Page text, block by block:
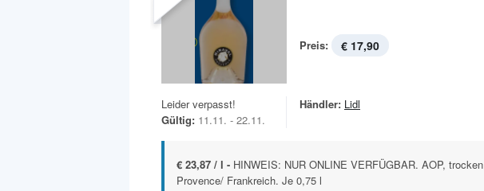
Preis: € 17,90
Leider verpasst!
Gültig: 11.11. - 22.11.
Händler: Lidl
€ 23,87 / l - HINWEIS: NUR ONLINE VERFÜGBAR. AOP, trocken
Provence/ Frankreich. Je 0,75 l